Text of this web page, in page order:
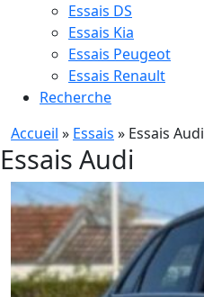
Essais DS
Essais Kia
Essais Peugeot
Essais Renault
Recherche
Accueil » Essais » Essais Audi
Essais Audi